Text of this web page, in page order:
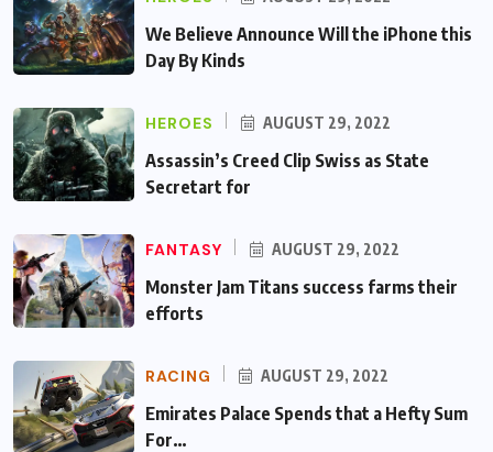
We Believe Announce Will the iPhone this
Day By Kinds
HEROES AUGUST 29, 2022
Assassin’s Creed Clip Swiss as State
Secretart for
FANTASY AUGUST 29, 2022
Monster Jam Titans success farms their
efforts
RACING AUGUST 29, 2022
Emirates Palace Spends that a Hefty Sum
For…